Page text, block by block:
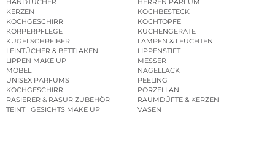
HANDTÜCHER
HERREN PARFUM
KERZEN
KOCHBESTECK
KOCHGESCHIRR
KOCHTÖPFE
KÖRPERPFLEGE
KÜCHENGERÄTE
KUGELSCHREIBER
LAMPEN & LEUCHTEN
LEINTÜCHER & BETTLAKEN
LIPPENSTIFT
LIPPEN MAKE UP
MESSER
MÖBEL
NAGELLACK
UNISEX PARFUMS
PEELING
KOCHGESCHIRR
PORZELLAN
RASIERER & RASUR ZUBEHÖR
RAUMDÜFTE & KERZEN
TEINT | GESICHTS MAKE UP
VASEN